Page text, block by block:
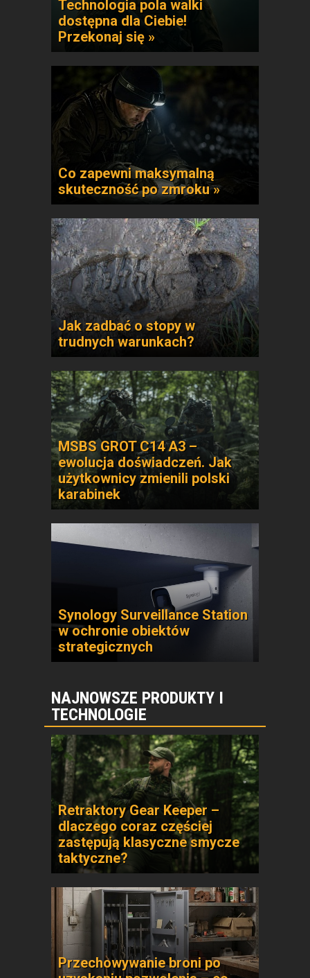
Technologia pola walki
dostępna dla Ciebie!
Przekonaj się »
Co zapewni maksymalną
skuteczność po zmroku »
Jak zadbać o stopy w
trudnych warunkach?
MSBS GROT C14 A3 –
ewolucja doświadczeń. Jak
użytkownicy zmienili polski
karabinek
Synology Surveillance Station
w ochronie obiektów
strategicznych
NAJNOWSZE PRODUKTY I
TECHNOLOGIE
Retraktory Gear Keeper –
dlaczego coraz częściej
zastępują klasyczne smycze
taktyczne?
Przechowywanie broni po